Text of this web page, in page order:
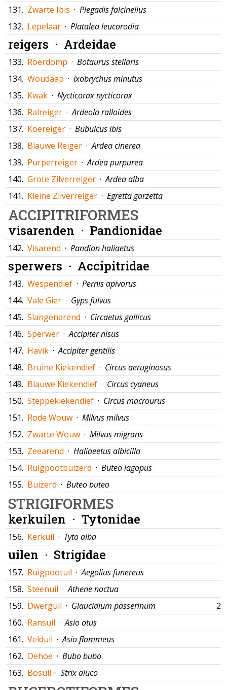
131. Zwarte Ibis · Plegadis falcinellus
132. Lepelaar · Platalea leucorodia
reigers · Ardeidae
133. Roerdomp · Botaurus stellaris
134. Woudaap · Ixobrychus minutus
135. Kwak · Nycticorax nycticorax
136. Ralreiger ·Ardeola ralloides
137. Koereiger · Bubulcus ibis
138. Blauwe Reiger ·Ardea cinerea
139. Purperreiger ·Ardea purpurea
140. Grote Zilverreiger ·Ardea alba
141. Kleine Zilverreiger · Egretta garzetta
ACCIPITRIFORMES
visarenden · Pandionidae
142. Visarend · Pandion haliaetus
sperwers · Accipitridae
143. Wespendief · Pernis apivorus
144. Vale Gier · Gyps fulvus
145. Slangenarend · Circaetus gallicus
146. Sperwer ·Accipiter nisus
147. Havik ·Accipiter gentilis
148. Bruine Kiekendief · Circus aeruginosus
149. Blauwe Kiekendief · Circus cyaneus
150. Steppekiekendief · Circus macrourus
151. Rode Wouw · Milvus milvus
152. Zwarte Wouw · Milvus migrans
153. Zeearend · Haliaeetus albicilla
154. Ruigpootbuizerd · Buteo lagopus
155. Buizerd · Buteo buteo
STRIGIFORMES
kerkuilen · Tytonidae
156. Kerkuil · Tyto alba
uilen · Strigidae
157. Ruigpootuil ·Aegolius funereus
158. Steenuil ·Athene noctua
159. Dwerguil · Glaucidium passerinum
160. Ransuil ·Asio otus
161. Velduil ·Asio flammeus
162. Oehoe · Bubo bubo
163. Bosuil · Strix aluco